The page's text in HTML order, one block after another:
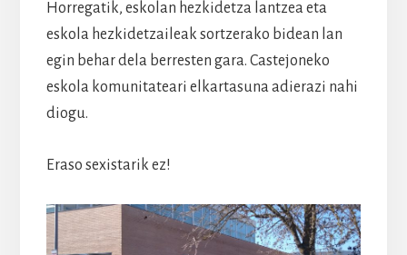
Horregatik, eskolan hezkidetza lantzea eta
eskola hezkidetzaileak sortzerako bidean lan
egin behar dela berresten gara. Castejoneko
eskola komunitateari elkartasuna adierazi nahi
diogu.
Eraso sexistarik ez!